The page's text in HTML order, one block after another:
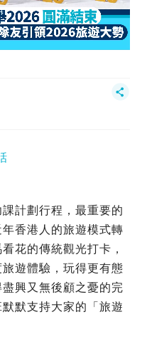
計劃行程，最重要的
香港人的旅遊模式轉
花的傳統觀光打卡，
遊體驗，玩得更有態
興又無後顧之憂的完
默支持大家的「旅遊